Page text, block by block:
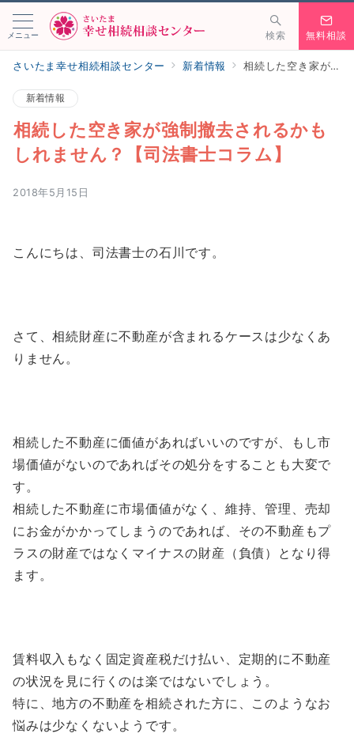
メニュー 検索 無料相談
さいたま幸せ相続相談センター 新着情報 相続した空き家が強制撤去されるかもしれません？【司法書士コラム】
新着情報
相続した空き家が強制撤去されるかも
しれません？【司法書士コラム】
2018年5月15日
こんにちは、司法書士の石川です。
さて、相続財産に不動産が含まれるケースは少なくあ
りません。
相続した不動産に価値があればいいのですが、もし市
場価値がないのであればその処分をすることも大変で
す。
相続した不動産に市場価値がなく、維持、管理、売却
にお金がかかってしまうのであれば、その不動産もプ
ラスの財産ではなくマイナスの財産（負債）となり得
ます。
賃料収入もなく固定資産税だけ払い、定期的に不動産
の状況を見に行くのは楽ではないでしょう。
特に、地方の不動産を相続された方に、このようなお
悩みは少なくないようです。